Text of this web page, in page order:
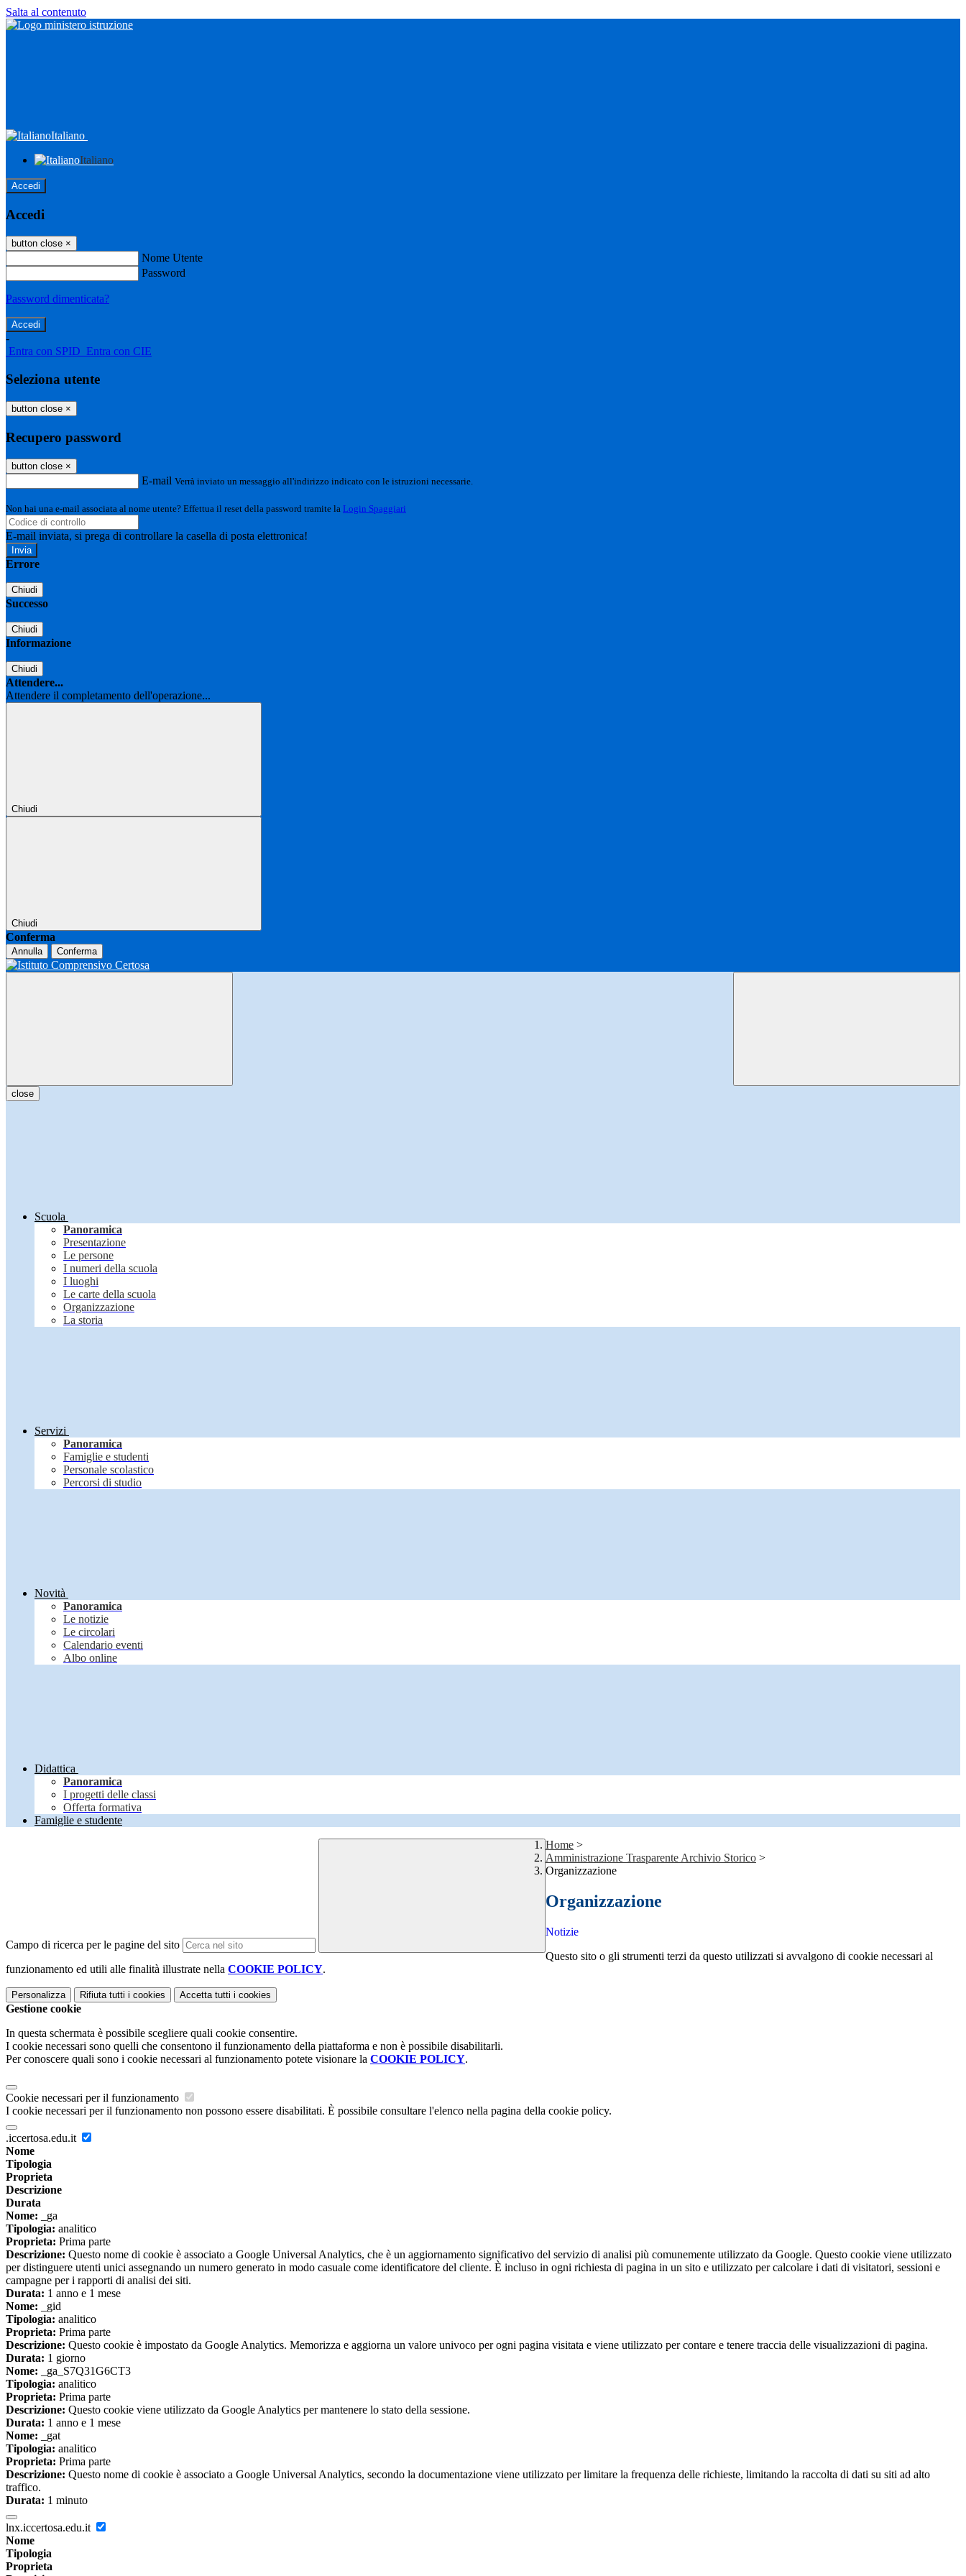
Salta al contenuto
Italiano
Italiano
Accedi
Accedi
button close ×
Nome Utente
Password
Password dimenticata?
-
Entra con SPID Entra con CIE
Seleziona utente
button close ×
Recupero password
button close ×
E-mail Verrà inviato un messaggio all'indirizzo indicato con le istruzioni necessarie.
Non hai una e-mail associata al nome utente? Effettua il reset della password tramite la Login Spaggiari
E-mail inviata, si prega di controllare la casella di posta elettronica!
Errore
Chiudi
Successo
Chiudi
Informazione
Chiudi
Attendere...
Attendere il completamento dell'operazione...
Chiudi
Chiudi
Conferma
Annulla Conferma
close
Scuola
Panoramica
Presentazione
Le persone
I numeri della scuola
I luoghi
Le carte della scuola
Organizzazione
La storia
Servizi
Panoramica
Famiglie e studenti
Personale scolastico
Percorsi di studio
Novità
Panoramica
Le notizie
Le circolari
Calendario eventi
Albo online
Didattica
Panoramica
I progetti delle classi
Offerta formativa
Famiglie e studente
Campo di ricerca per le pagine del sito
Home >
Amministrazione Trasparente Archivio Storico >
Organizzazione
Organizzazione
Notizie
Questo sito o gli strumenti terzi da questo utilizzati si avvalgono di cookie necessari al
funzionamento ed utili alle finalità illustrate nella COOKIE POLICY.
Personalizza Rifiuta tutti i cookies Accetta tutti i cookies
Gestione cookie
In questa schermata è possibile scegliere quali cookie consentire.
I cookie necessari sono quelli che consentono il funzionamento della piattaforma e non è possibile disabilitarli.
Per conoscere quali sono i cookie necessari al funzionamento potete visionare la COOKIE POLICY.
Cookie necessari per il funzionamento
I cookie necessari per il funzionamento non possono essere disabilitati. È possibile consultare l'elenco nella pagina della cookie policy.
.iccertosa.edu.it
Nome
Tipologia
Proprieta
Descrizione
Durata
Nome: _ga
Tipologia: analitico
Proprieta: Prima parte
Descrizione: Questo nome di cookie è associato a Google Universal Analytics, che è un aggiornamento significativo del servizio di analisi più comunemente utilizzato da Google. Questo cookie viene utilizzato
per distinguere utenti unici assegnando un numero generato in modo casuale come identificatore del cliente. È incluso in ogni richiesta di pagina in un sito e utilizzato per calcolare i dati di visitatori, sessioni e
campagne per i rapporti di analisi dei siti.
Durata: 1 anno e 1 mese
Nome: _gid
Tipologia: analitico
Proprieta: Prima parte
Descrizione: Questo cookie è impostato da Google Analytics. Memorizza e aggiorna un valore univoco per ogni pagina visitata e viene utilizzato per contare e tenere traccia delle visualizzazioni di pagina.
Durata: 1 giorno
Nome: _ga_S7Q31G6CT3
Tipologia: analitico
Proprieta: Prima parte
Descrizione: Questo cookie viene utilizzato da Google Analytics per mantenere lo stato della sessione.
Durata: 1 anno e 1 mese
Nome: _gat
Tipologia: analitico
Proprieta: Prima parte
Descrizione: Questo nome di cookie è associato a Google Universal Analytics, secondo la documentazione viene utilizzato per limitare la frequenza delle richieste, limitando la raccolta di dati su siti ad alto
traffico.
Durata: 1 minuto
lnx.iccertosa.edu.it
Nome
Tipologia
Proprieta